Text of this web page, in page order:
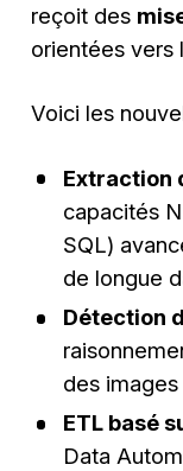
reçoit des
orientées vers
Voici les
Extraction
capacités
SQL)
de longue
Détection
des images
ETL basé
Data